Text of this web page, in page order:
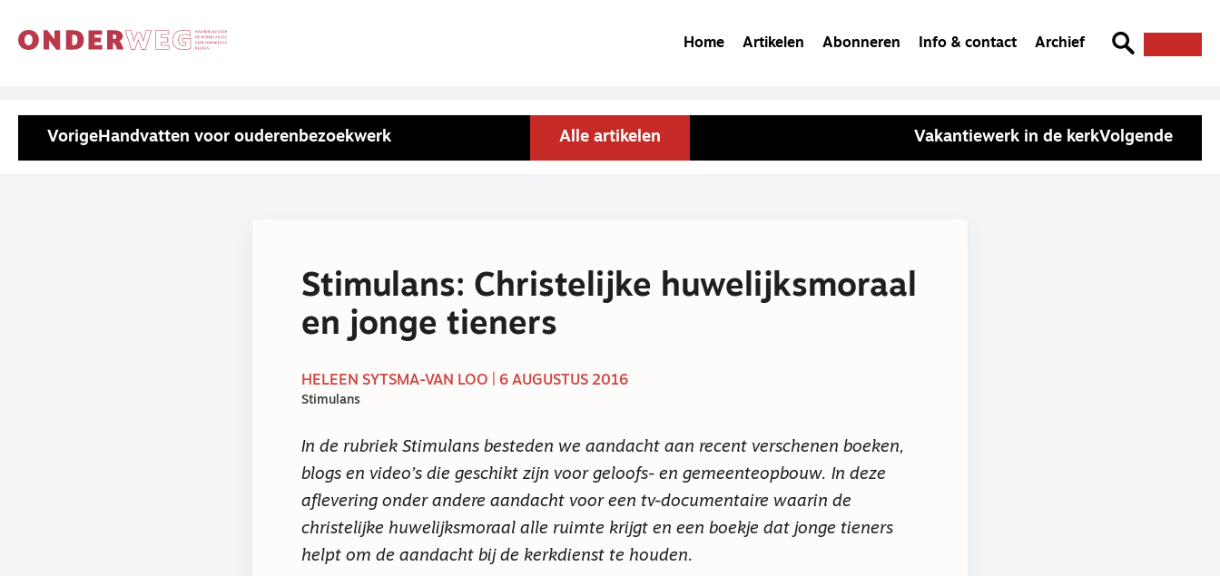
Home Artikelen Abonneren Info & contact Archief
VorigeHandvatten voor ouderenbezoekwerk Alle artikelen Vakantiewerk in de kerkVolgende
Stimulans: Christelijke huwelijksmoraal
en jonge tieners
HELEEN SYTSMA-VAN LOO | 6 AUGUSTUS 2016
Stimulans
In de rubriek Stimulans besteden we aandacht aan recent verschenen boeken,
blogs en video’s die geschikt zijn voor geloofs- en gemeenteopbouw. In deze
aflevering onder andere aandacht voor een tv-documentaire waarin de
christelijke huwelijksmoraal alle ruimte krijgt en een boekje dat jonge tieners
helpt om de aandacht bij de kerkdienst te houden.